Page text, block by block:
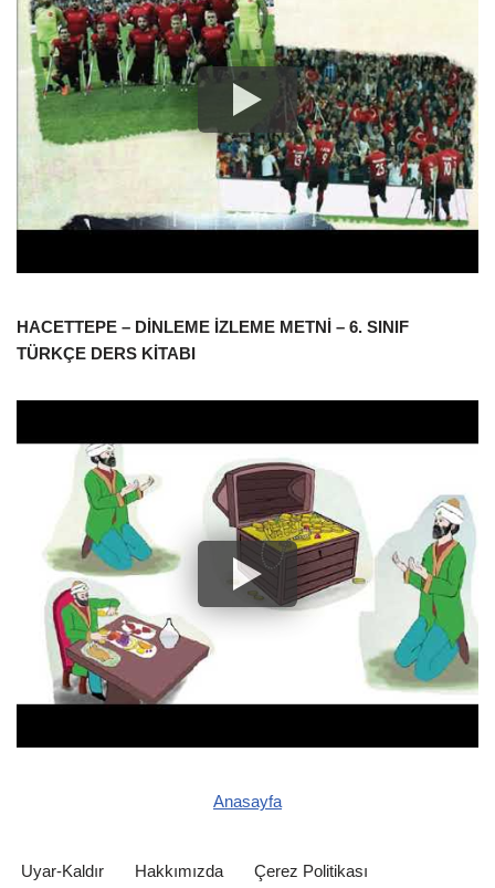
HACETTEPE – DİNLEME İZLEME METNİ – 6. SINIF
TÜRKÇE DERS KİTABI
Anasayfa
Uyar-Kaldır Hakkımızda Çerez Politikası